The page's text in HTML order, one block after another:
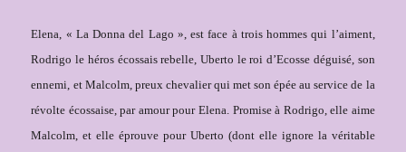
Elena, « La Donna del Lago », est face à trois hommes qui l’aiment,
Rodrigo le héros écossais rebelle, Uberto le roi d’Ecosse déguisé, son
ennemi, et Malcolm, preux chevalier qui met son épée au service de la
révolte écossaise, par amour pour Elena. Promise à Rodrigo, elle aime
Malcolm, et elle éprouve pour Uberto (dont elle ignore la véritable